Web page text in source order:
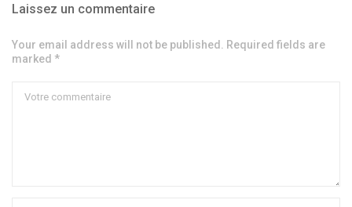
Laissez un commentaire
Your email address will not be published. Required fields are
marked *